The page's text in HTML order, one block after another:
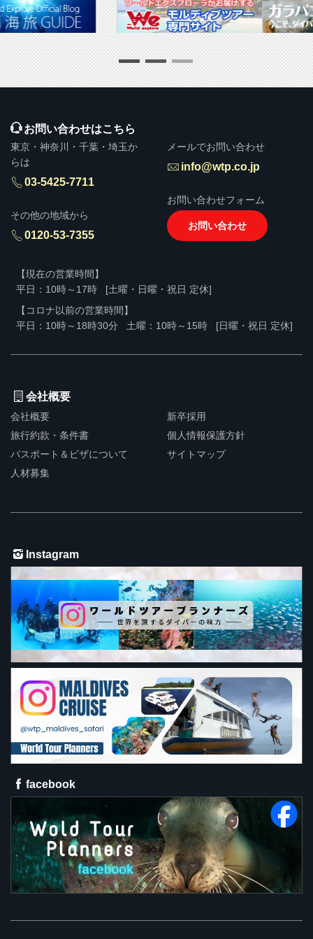
▶ 推奨販売・勧誘方針
お問い合わせはこちら
東京・神奈川・千葉・埼玉か
らは
03-5425-7711
その他の地域から
0120-53-7355
メールでお問い合わせ
info@wtp.co.jp
お問い合わせフォーム
お問い合わせ
【現在の営業時間】
平日：10時～17時
[土曜・日曜・祝日 定休]
【コロナ以前の営業時間】
平日：10時～18時30分
土曜：10時～15時 [日曜・祝日 定休]
会社概要
会社概要
旅行約款・条件書
パスポート＆ビザについて
人材募集
新卒採用
個人情報保護方針
サイトマップ
Instagram
facebook